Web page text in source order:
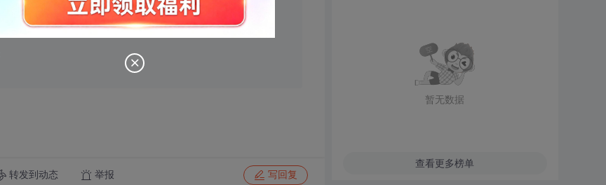
转发到动态 举报 写回复
暂无数据
查看更多榜单